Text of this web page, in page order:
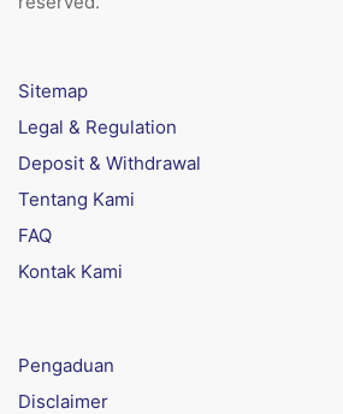
Sitemap
Legal & Regulation
Deposit & Withdrawal
Tentang Kami
FAQ
Kontak Kami
Pengaduan
Disclaimer